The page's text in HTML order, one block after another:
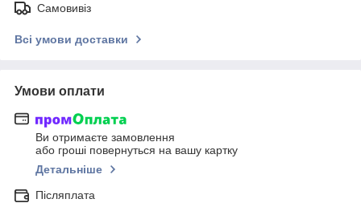
Самовивіз
Всі умови доставки
Умови оплати
Ви отримаєте замовлення
або гроші повернуться на вашу картку
Детальніше
Післяплата